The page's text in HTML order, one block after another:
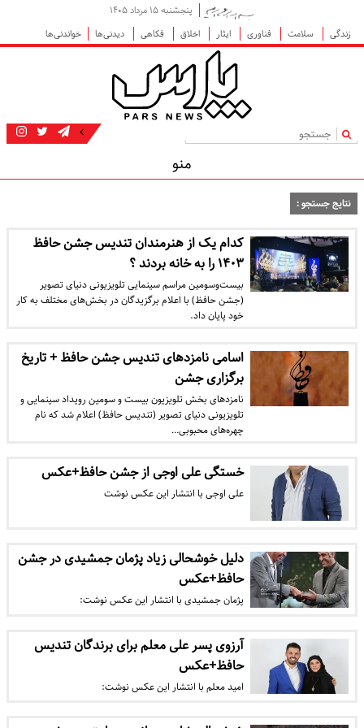
پنجشنبه ۱۵ مرداد ۱۴۰۵
زندگی
سلامت فناوری ایثار اخلاق فکاهی دیدنی‌ها خواندنی‌ها
|
منو
نتایج جستجو :
کدام یک از هنرمندان تندیس جشن حافظ
۱۴۰۳ را به خانه بردند ؟
بیست‌وسومین مراسم سینمایی تلویزیونی دنیای تصویر
(جشن حافظ) با اعلام برگزیدگان در بخش‌های مختلف به کار
خود پایان داد.
اسامی نامزدهای تندیس جشن حافظ + تاریخ
برگزاری جشن
نامزدهای بخش تلویزیون بیست و سومین رویداد سینمایی و
تلویزیونی دنیای تصویر (تندیس حافظ) اعلام شد که نام
چهره‌های محبوبی…
خستگی علی اوجی از جشن حافظ+عکس
علی اوجی با انتشار این عکس نوشت
دلیل خوشحالی زیاد پژمان جمشیدی در جشن
حافظ+عکس
پژمان جمشیدی با انتشار این عکس نوشت:
آرزوی پسر علی معلم برای برندگان تندیس
حافظ+عکس
امید معلم با انتشار این عکس نوشت: